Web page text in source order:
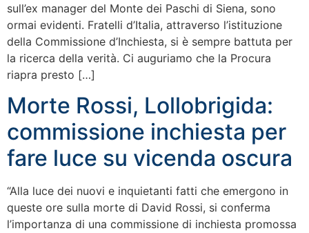
sull’ex manager del Monte dei Paschi di Siena, sono
ormai evidenti. Fratelli d’Italia, attraverso l’istituzione
della Commissione d’Inchiesta, si è sempre battuta per
la ricerca della verità. Ci auguriamo che la Procura
riapra presto […]
Morte Rossi, Lollobrigida:
commissione inchiesta per
fare luce su vicenda oscura
“Alla luce dei nuovi e inquietanti fatti che emergono in
queste ore sulla morte di David Rossi, si conferma
l’importanza di una commissione di inchiesta promossa